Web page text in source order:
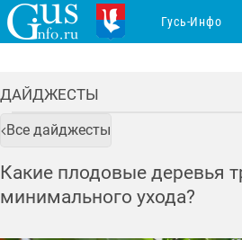
ДАЙДЖЕСТЫ
Все дайджесты
Какие плодовые деревья
минимального ухода?
Гусь-Инфо